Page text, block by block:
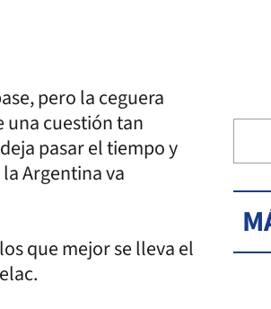
pero la ceguera
cuestión tan
pasar el tiempo y
Argentina va
que mejor se lleva el